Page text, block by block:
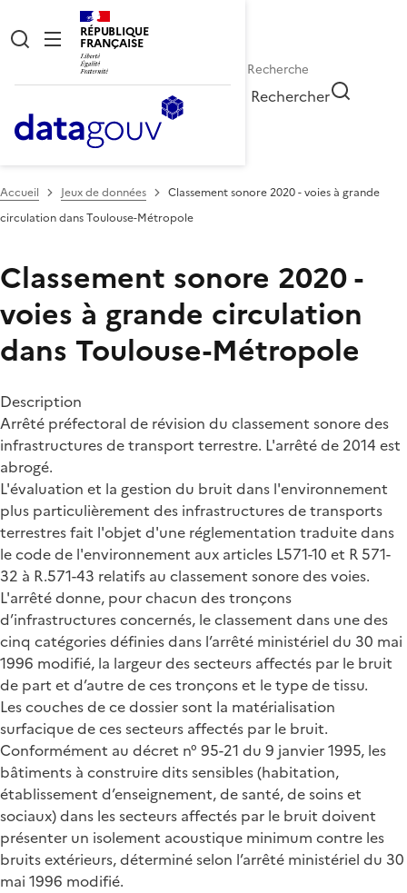
RÉPUBLIQUE
FRANÇAISE
Rechercher
Accueil Jeux de données
Classement sonore 2020 - voies à grande
circulation dans Toulouse-Métropole
Classement sonore 2020 -
voies à grande circulation
dans Toulouse-Métropole
Description
Arrêté préfectoral de révision du classement sonore des
infrastructures de transport terrestre. L'arrêté de 2014 est
abrogé.
L'évaluation et la gestion du bruit dans l'environnement
plus particulièrement des infrastructures de transports
terrestres fait l'objet d'une réglementation traduite dans
le code de l'environnement aux articles L571-10 et R 571-
32 à R.571-43 relatifs au classement sonore des voies.
L'arrêté donne, pour chacun des tronçons
d’infrastructures concernés, le classement dans une des
cinq catégories définies dans l’arrêté ministériel du 30 mai
1996 modifié, la largeur des secteurs affectés par le bruit
de part et d’autre de ces tronçons et le type de tissu.
Les couches de ce dossier sont la matérialisation
surfacique de ces secteurs affectés par le bruit.
Conformément au décret n° 95-21 du 9 janvier 1995, les
bâtiments à construire dits sensibles (habitation,
établissement d’enseignement, de santé, de soins et
sociaux) dans les secteurs affectés par le bruit doivent
présenter un isolement acoustique minimum contre les
bruits extérieurs, déterminé selon l’arrêté ministériel du 30
mai 1996 modifié.